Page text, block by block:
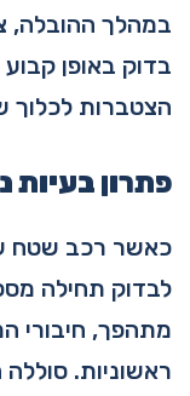
במהלך ההובלה,
בדוק באופן
הצטברות לכלוך
פתרון בעיות
כאשר רכב שטח
לבדוק תחילה
מתהפך, חיבורי
ראשוניות.